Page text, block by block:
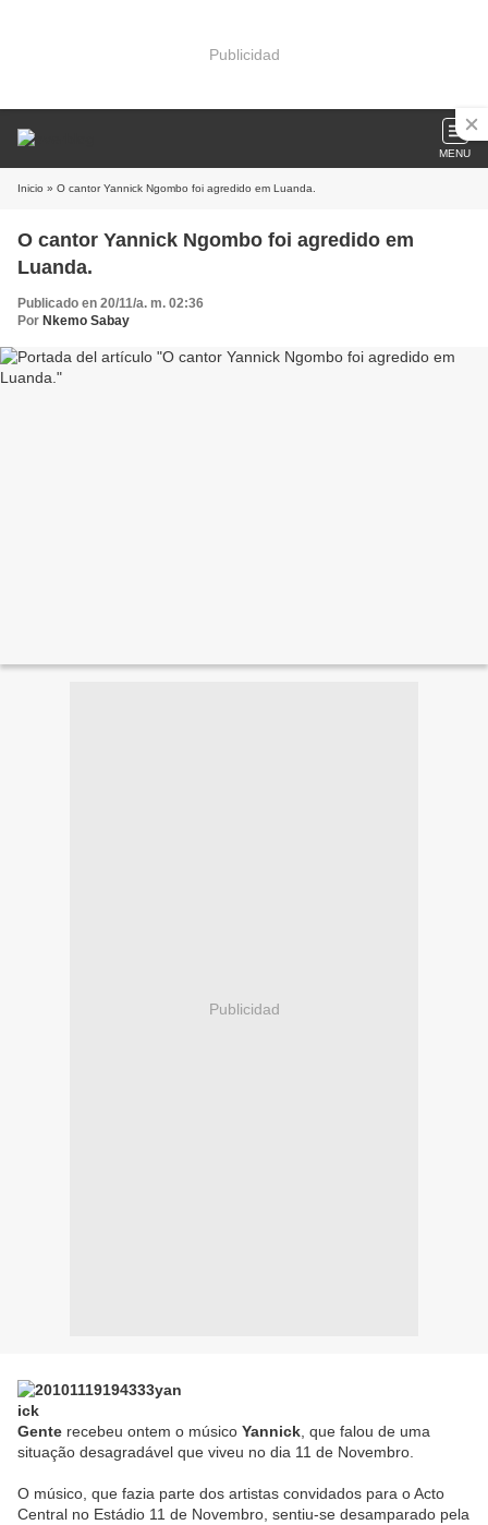
Publicidad
MENU
Inicio » O cantor Yannick Ngombo foi agredido em Luanda.
O cantor Yannick Ngombo foi agredido em
Luanda.
Publicado en 20/11/a. m. 02:36
Por Nkemo Sabay
Publicidad
Gente recebeu ontem o músico Yannick , que falou de uma
situação desagradável que viveu no dia 11 de Novembro.
O músico, que fazia parte dos artistas convidados para o Acto
Central no Estádio 11 de Novembro, sentiu-se desamparado pela